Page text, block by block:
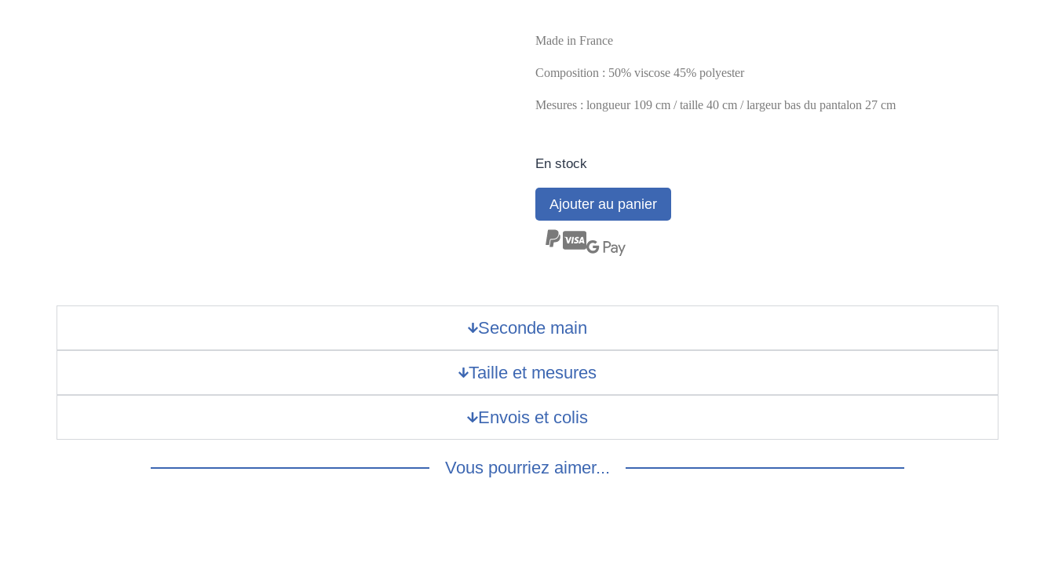
Made in France
Composition : 50% viscose 45% polyester
Mesures : longueur 109 cm /taille 40 cm / largeur bas du pantalon 27 cm
En stock
Ajouter au panier
Seconde main
Taille et mesures
Envois et colis
Vous pourriez aimer...